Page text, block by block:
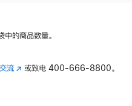
的商品数量。
流(在 或致电400-666-8800。